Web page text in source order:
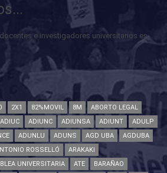
e investigadores universitarios es...
2X1 82%MOVIL 8M
ABORTO LEGAL
ADIUC ADIUNC ADIUNSA ADIUNT
ADULP
ADUNLU ADUNS AGD UBA
AGDUBA
ROSSELLÓ
ARAKAKI
UNIVERSITARIA ATE BARAÑAO